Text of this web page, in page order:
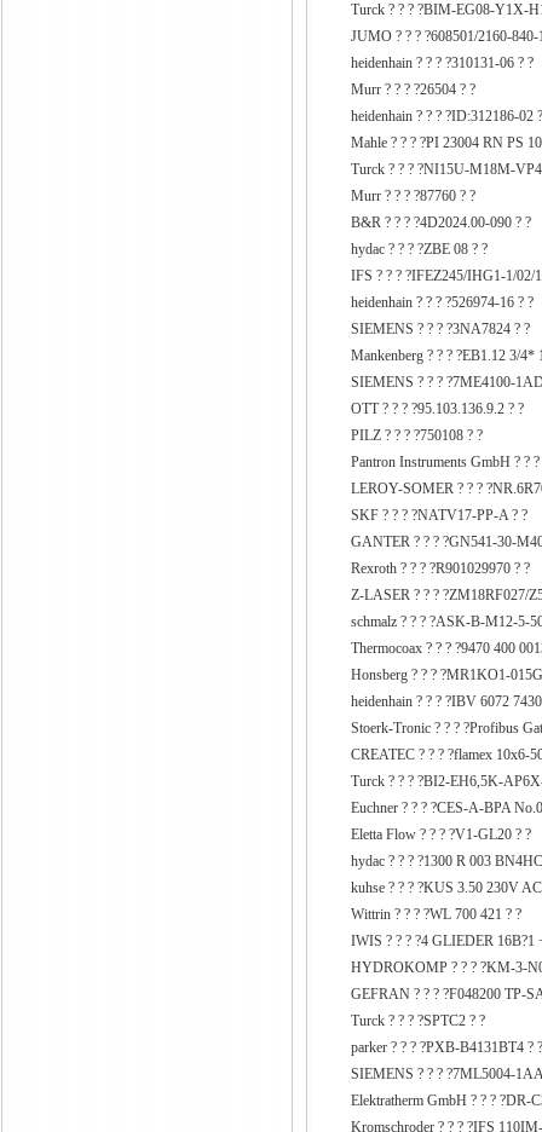
Turck ? ? ? ?BIM-EG08-Y1X-
JUMO ? ? ? ?608501/2160-
heidenhain ? ? ? ?310131-06 ? ?
Murr ? ? ? ?26504 ? ?
heidenhain ? ? ? ?ID:312186-02
Mahle ? ? ? ?PI 23004 RN PS
Turck ? ? ? ?NI15U-M18M-
Murr ? ? ? ?87760 ? ?
B&R ? ? ? ?4D2024.00-090 ? ?
hydac ? ? ? ?ZBE 08 ? ?
IFS ? ? ? ?IFEZ245/IHG1-1/02/
heidenhain ? ? ? ?526974-16 ? ?
SIEMENS ? ? ? ?3NA7824 ? ?
Mankenberg ? ? ? ?EB1.12 3/4*
SIEMENS ? ? ? ?7ME4100-
OTT ? ? ? ?95.103.136.9.2 ? ?
PILZ ? ? ? ?750108 ? ?
Pantron Instruments GmbH ? ?
LEROY-SOMER ? ? ?
SKF ? ? ? ?NATV17-PP-A ? ?
GANTER ? ? ? ?GN541-30-
Rexroth ? ? ? ?R901029970 ? ?
Z-LASER ? ? ? ?ZM18RF027/
schmalz ? ? ? ?ASK-B-M12-5-
Thermocoax ? ? ? ?9470 400
Honsberg ? ? ? ?MR1KO1-
heidenhain ? ? ? ?IBV 6072
Stoerk-Tronic ? ? ? ?Profibus
CREATEC ? ? ? ?flamex 10x6-
Turck ? ? ? ?BI2-EH6,5K-
Euchner ? ? ? ?CES-A-BPA
Eletta Flow ? ? ? ?V1-GL20 ? ?
hydac ? ? ? ?1300 R 003
kuhse ? ? ? ?KUS 3.50 230V
Wittrin ? ? ? ?WL 700 421 ? ?
IWIS ? ? ? ?4 GLIEDER
HYDROKOMP ? ? ? ?KM-3-
GEFRAN ? ? ? ?F048200 TP-
Turck ? ? ? ?SPTC2 ? ?
parker ? ? ? ?PXB-B4131BT4 ?
SIEMENS ? ? ? ?7ML5004-
Elektratherm GmbH ? ? ? ?DR-
Kromschroder ? ? ? ?IFS